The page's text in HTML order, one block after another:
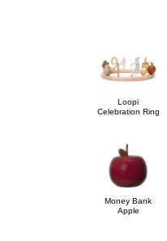
Loopi
Celebration Ring
Money Bank
Apple